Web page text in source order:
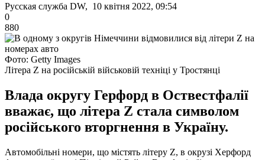
Русская служба DW, 10 квітня 2022, 09:54
0
880
Фото: Getty Images
Літера Z на російській військовій техніці у Тростянці
Влада округу Герфорд в Оствестфалії
вважає, що літера Z стала символом
російського вторгнення в Україну.
Автомобільні номери, що містять літеру Z, в окрузі Херфорд